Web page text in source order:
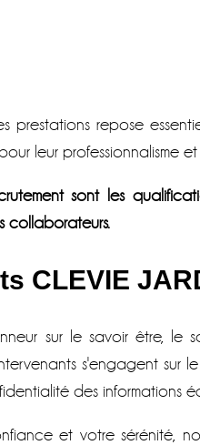
repose
leur professionnalisme et
sont les
collaborateurs.
CLEVIE
sur le savoir être, le
s'engagent sur
des informations
et votre sérénité,